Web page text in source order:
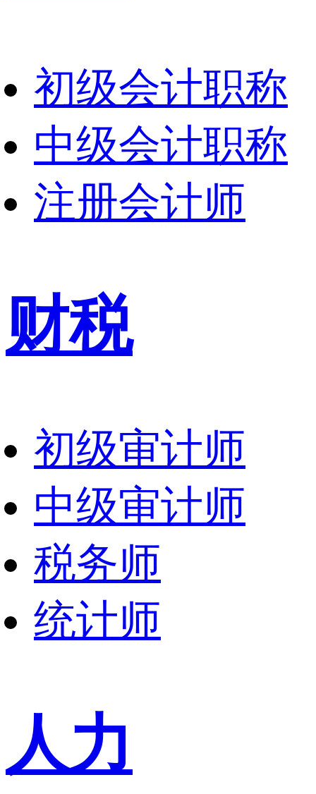
初级会计职称
中级会计职称
注册会计师
财税
初级审计师
中级审计师
税务师
统计师
人力